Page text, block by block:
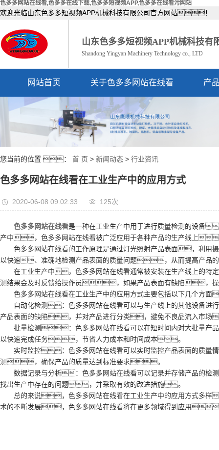
色多多网站在线看,色多多在线下载,色多多短视频APP,色多多在线看污网站
欢迎光临山东色多多短视频APP机械科技有限公司官方网站！
山东色多多短视频APP机械科技有
Shandong Yingyan Machinery Technology co., LTD
网站首页 关于色多多网站在线看
公司简介
资质荣誉
产
您当前的位置 ： 首 页 > 新闻动态 > 行业资讯
色多多网站在线看在工业生产中的应用方式
2020-06-08 09:02:33 125次
色多多网站在线看是一种在工业生产中用于进行质量检测的设
产中，色多多网站在线看被广泛应用于各种产品的生产线
色多多网站在线看的工作原理是通过灯光照射产品表面，利用
以快速、准确地检测产品表面的质量问题，从而提高产品
在工业生产中，色多多网站在线看通常被安装在生产线上的
测结果会及时反馈给操作员，如果产品表面有缺陷，
色多多网站在线看在工业生产中的应用方式主要包括以下几个方
自动化检测：色多多网站在线看可以与生产线上的其他设备
产品表面的缺陷，并对产品进行分类，避免不良品流入市
批量检测：色多多网站在线看可以在短时间内对大批量产
以快速完成任务，节省人力成本和时间成本。
实时监控：色多多网站在线看可以实时监控产品表面的质量
测，确保产品的质量达到标准要求。
数据记录与分析：色多多网站在线看可以记录并存储产品的
找出生产中存在的问题，并采取有效的改进措施。
总的来说，色多多网站在线看在工业生产中的应用方式多
术的不断发展，色多多网站在线看将在更多领域得到应用